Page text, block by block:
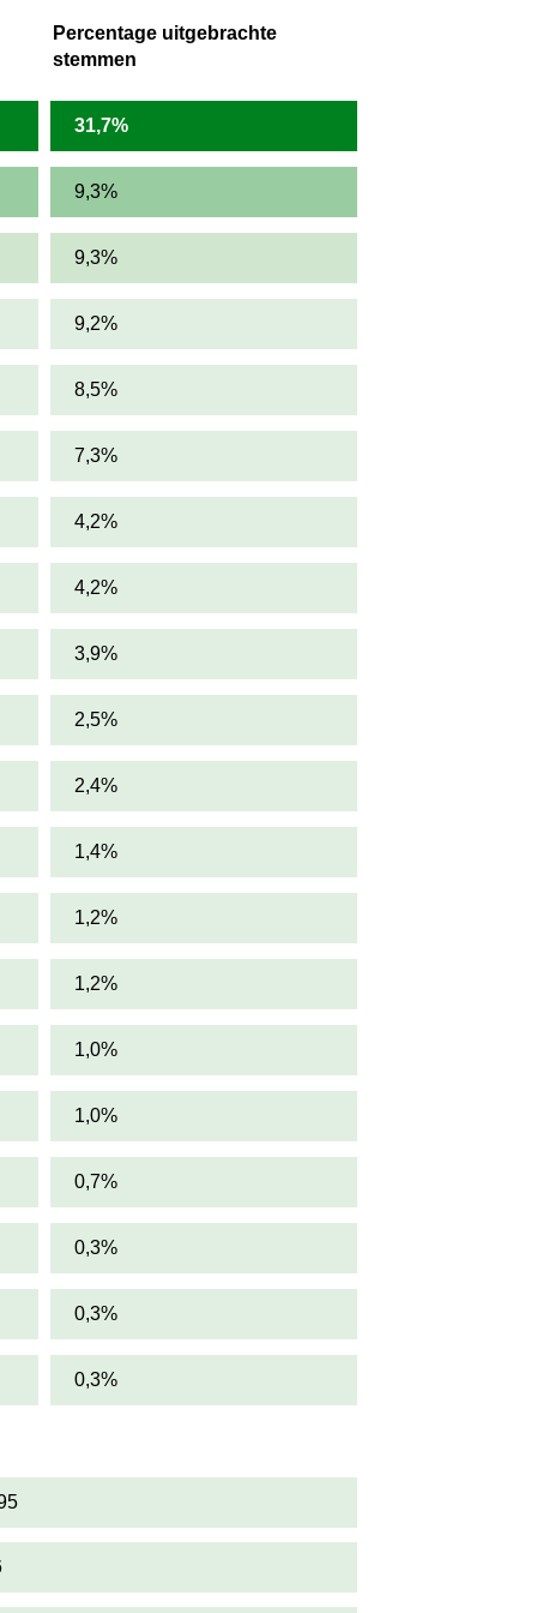
Percentage uitgebrachte
stemmen
31,7%
9,3%
9,3%
9,2%
8,5%
7,3%
4,2%
4,2%
3,9%
2,5%
2,4%
1,4%
1,2%
1,2%
1,0%
1,0%
0,7%
0,3%
0,3%
0,3%